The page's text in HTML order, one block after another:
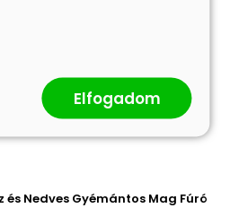
Nedves Gyémántos Mag Fúró
Elfogadom